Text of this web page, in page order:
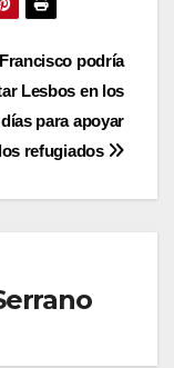
podría
Lesbos en los
para apoyar
refugiados